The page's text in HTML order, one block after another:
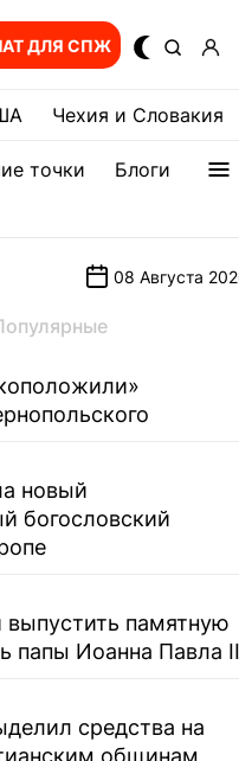
ДЛЯ СПЖ
Чехия и Словакия
точки Блоги
08 Августа
новый
богословский
памятную
папы Иоанна Павла II
средства на
общинам